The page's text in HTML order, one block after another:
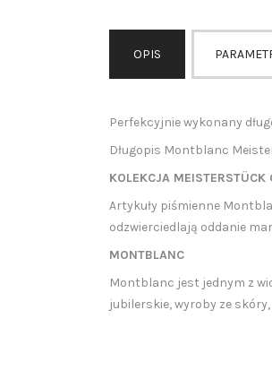
OPIS
Perfekcyjnie wykonany
Długopis Montblanc
KOLEKCJA MEISTERSTÜCK
Artykuły piśmienne
odzwierciedlają oddanie
MONTBLANC
Montblanc jest jednym z
jubilerskie, wyroby ze